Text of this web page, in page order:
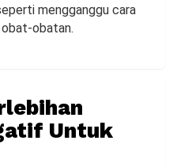
mengganggu cara
obat-obatan.
Untuk